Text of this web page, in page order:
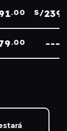
.00 S/239
.00 ----